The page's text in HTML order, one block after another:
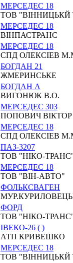
МЕРСЕДЕС 18
ТОВ
МЕРСЕДЕС 18
ВІНПАСТРАНС
МЕРСЕДЕС 18
СПД ОЛЕКСІЕВ
БОГДАН 21
ЖМЕРИНСЬКЕ
БОГДАН А
ВИГОНЮК В.О.
МЕРСЕДЕС 303
ПОПОВИЧ
МЕРСЕДЕС 18
СПД ОЛЕКСІЕВ
ПАЗ-3207
ТОВ "НІКО-
МЕРСЕДЕС 18
ТОВ "ВІН-АВТО"
ФОЛЬКСВАГЕН
ФОРД
ТОВ "НІКО-
ІВЕКО-26 ( )
АТП КРИВЕШКО
МЕРСЕДЕС 18
ТОВ